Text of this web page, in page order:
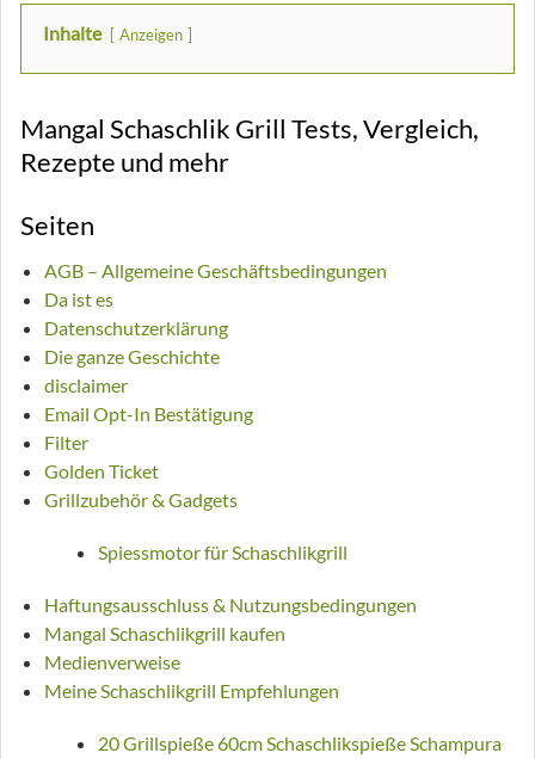
Inhalte Anzeigen
Mangal Schaschlik Grill Tests, Vergleich,
Rezepte und mehr
Seiten
AGB – Allgemeine Geschäftsbedingungen
Da ist es
Datenschutzerklärung
Die ganze Geschichte
disclaimer
Email Opt-In Bestätigung
Filter
Golden Ticket
Grillzubehör & Gadgets
Spiessmotor für Schaschlikgrill
Haftungsausschluss & Nutzungsbedingungen
Mangal Schaschlikgrill kaufen
Medienverweise
Meine Schaschlikgrill Empfehlungen
20 Grillspieße 60cm Schaschlikspieße Schampura